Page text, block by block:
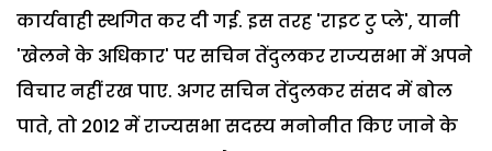
कार्यवाही स्थगित कर दी गई. इस तरह 'राइट टु प्ले', यानी
'खेलने के अधिकार' पर सचिन तेंदुलकर राज्यसभा में अपने
विचार नहीं रख पाए. अगर सचिन तेंदुलकर संसद में बोल
पाते, तो 2012 में राज्यसभा सदस्य मनोनीत किए जाने के